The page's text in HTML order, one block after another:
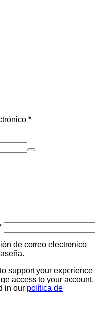
*Obligatorio
Obligatorio
de correo electrónico
support your experience
access to your account,
in our política de